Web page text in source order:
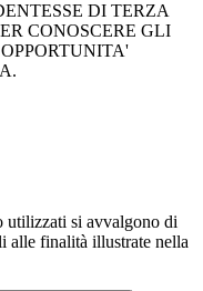
DI TERZA
CONOSCERE GLI
utilizzati si avvalgono di
alle finalità illustrate nella